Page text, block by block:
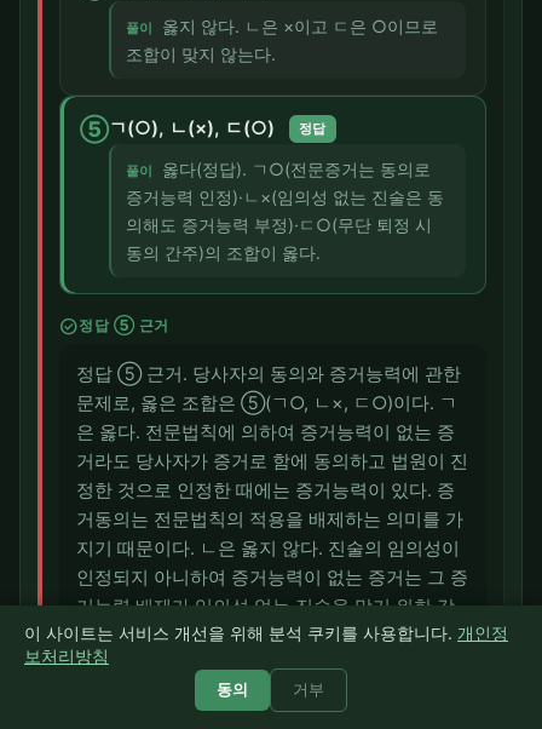
풀이
옳지 않다. ㄴ은 ×이고 ㄷ은 ○이므로
조합이 맞지 않는다.
⑤ㄱ(○), ㄴ(×), ㄷ(○) 정답
풀이
옳다(정답). ㄱ○(전문증거는 동의로
증거능력 인정)·ㄴ×(임의성 없는 진술은 동
의해도 증거능력 부정)·ㄷ○(무단 퇴정 시
동의 간주)의 조합이 옳다.
check_circle정답 ⑤ 근거
정답 ⑤ 근거. 당사자의 동의와 증거능력에 관한
문제로, 옳은 조합은 ⑤(ㄱ○, ㄴ×, ㄷ○)이다. ㄱ
은 옳다. 전문법칙에 의하여 증거능력이 없는 증
거라도 당사자가 증거로 함에 동의하고 법원이 진
정한 것으로 인정한 때에는 증거능력이 있다. 증
거동의는 전문법칙의 적용을 배제하는 의미를 가
지기 때문이다. ㄴ은 옳지 않다. 진술의 임의성이
인정되지 아니하여 증거능력이 없는 증거는 그 증
거능력 배제가 임의성 없는 진술을 막기 위한 강
행적 요청에 기한 것이므로, 당사자가 동의하더라
도 증거능력이 인정되지 아니한다. 따라서 동의로
증거능력이 있게 된다고 한 ㄴ은 옳지 않다. ㄷ은
이 사이트는 서비스 개선을 위해 분석 쿠키를 사용합니다. 개인정
보처리방침
동의 거부